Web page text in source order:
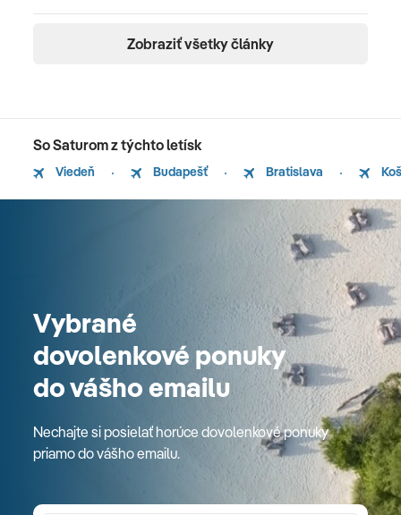
Zobraziť všetky články
So Saturom z týchto letísk
Viedeň Budapešť Bratislava
Vybrané
dovolenkové ponuky
do vášho emailu
Nechajte si posielať horúce dovolenkové ponuky
priamo do vášho emailu.